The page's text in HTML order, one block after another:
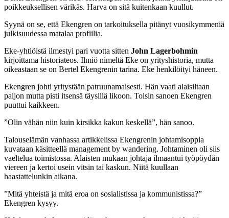
poikkeuksellisen värikäs. Harva on sitä kuitenkaan kuullut.
Syynä on se, että Ekengren on tarkoituksella pitänyt vuosikymmeniä
julkisuudessa matalaa profiilia.
Eke-yhtiöistä ilmestyi pari vuotta sitten John Lagerbohmin
kirjoittama historia­teos. Ilmiö nimeltä Eke on yrityshistoria, mutta
oikeastaan se on Bertel Ekengrenin tarina. Eke henkilöityi häneen.
Ekengren johti yritystään patruunamaisesti. Hän vaati alaisiltaan
paljon mutta pisti itsensä täysillä likoon. Toisin sanoen Ekengren
puuttui kaikkeen.
”Olin vähän niin kuin kirsikka kakun keskellä”, hän sanoo.
Talouselämän vanhassa artikkelissa Ekengrenin johtamisoppia
kuvataan käsitteellä management by wandering. Johtaminen oli siis
vaeltelua toimistossa. Alaisten mukaan johtaja ilmaantui työpöydän
viereen ja kertoi usein vitsin tai kaskun. Niitä kuullaan
haastattelunkin aikana.
”Mitä yhteistä ja mitä eroa on sosialistissa ja kommunistissa?”
Ekengren kysyy.